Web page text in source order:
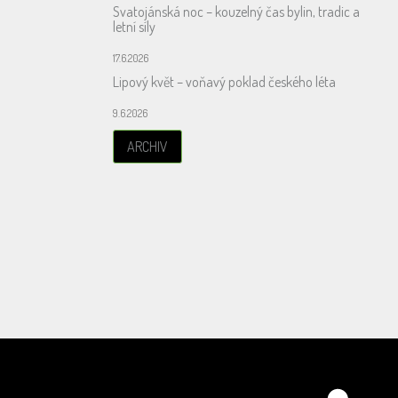
Svatojánská noc – kouzelný čas bylin, tradic a
letní síly
17.6.2026
Lipový květ – voňavý poklad českého léta
9.6.2026
ARCHIV